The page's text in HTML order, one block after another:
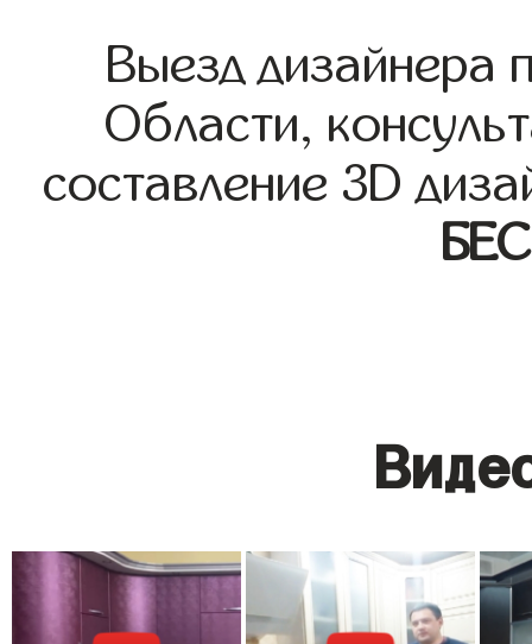
Выезд дизайнера
Области,
составление 3D